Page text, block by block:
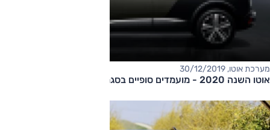
מערכת אוטו, 30/12/2019
אוטו השנה 2020 - מועמדים סופיים בסגמנט רכבי פנאי קומפקטיים